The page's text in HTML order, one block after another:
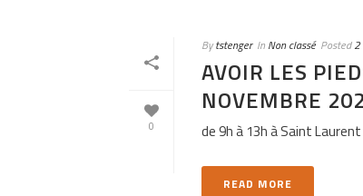
0
By tstenger In Non classé Posted
AVOIR LES
NOVEMBRE
de 9h à 13h à Saint
READ MORE